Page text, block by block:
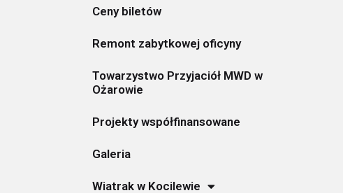
Ceny biletów
Remont zabytkowej oficyny
Towarzystwo Przyjaciół MWD w
Ożarowie
Projekty współfinansowane
Galeria
Wiatrak w Kocilewie